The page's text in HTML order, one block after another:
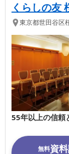
くらしの友
東京都世田谷区
55年以上の信頼
無料資